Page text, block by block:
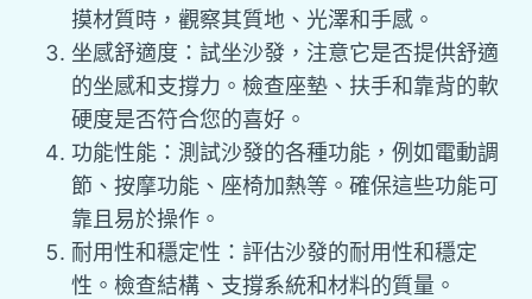
摸材質時，觀察其質地、光澤和手感。
坐感舒適度：試坐沙發，注意它是否提供舒適
的坐感和支撐力。檢查座墊、扶手和靠背的軟
硬度是否符合您的喜好。
功能性能：測試沙發的各種功能，例如電動調
節、按摩功能、座椅加熱等。確保這些功能可
靠且易於操作。
耐用性和穩定性：評估沙發的耐用性和穩定
性。檢查結構、支撐系統和材料的質量。